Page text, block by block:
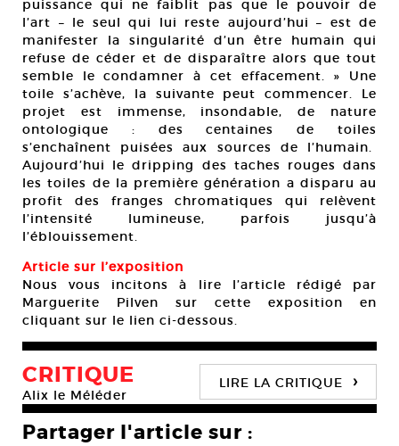
puissance qui ne faiblit pas que le pouvoir de
l’art – le seul qui lui reste aujourd’hui – est de
manifester la singularité d’un être humain qui
refuse de céder et de disparaître alors que tout
semble le condamner à cet effacement. » Une
toile s’achève, la suivante peut commencer. Le
projet est immense, insondable, de nature
ontologique : des centaines de toiles
s’enchaînent puisées aux sources de l’humain.
Aujourd’hui le dripping des taches rouges dans
les toiles de la première génération a disparu au
profit des franges chromatiques qui relèvent
l’intensité lumineuse, parfois jusqu’à
l’éblouissement.
Article sur l’exposition
Nous vous incitons à lire l’article rédigé par
Marguerite Pilven sur cette exposition en
cliquant sur le lien ci-dessous.
CRITIQUE
Alix le Méléder
LIRE LA CRITIQUE ›
Partager l'article sur :